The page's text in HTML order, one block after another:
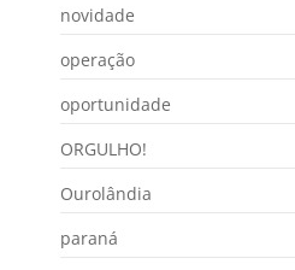
novidade
operação
oportunidade
ORGULHO!
Ourolândia
paraná